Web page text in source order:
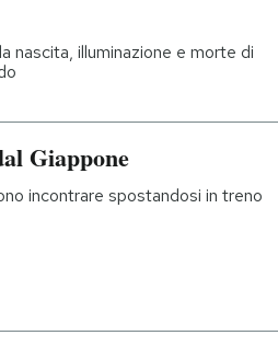
nascita, illuminazione e morte di
Giappone
incontrare spostandosi in treno